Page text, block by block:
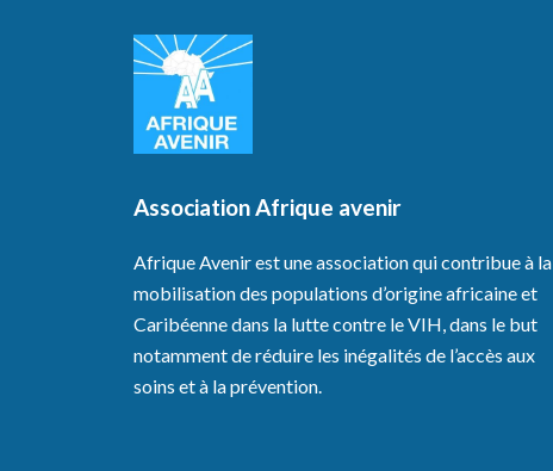
Association Afrique avenir
Afrique Avenir est une association qui contribue à la
mobilisation des populations d’origine africaine et
Caribéenne dans la lutte contre le VIH, dans le but
notamment de réduire les inégalités de l’accès aux
soins et à la prévention.